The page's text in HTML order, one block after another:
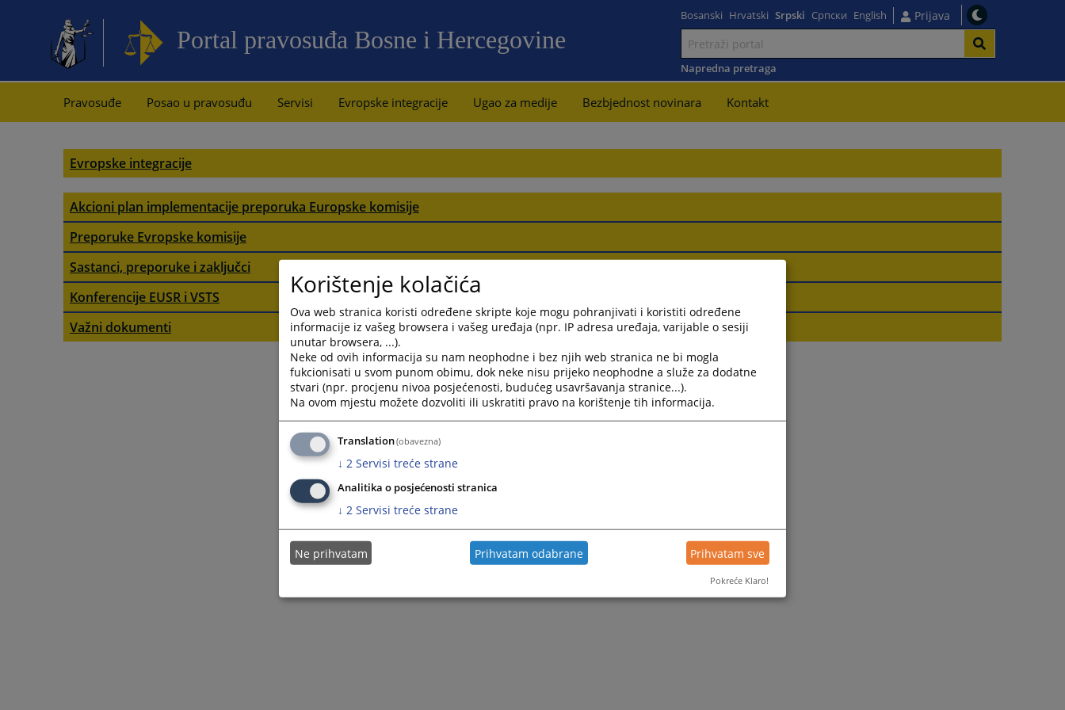
Portal pravosuđa Bosne i Hercegovine
sadržaj
Bosanski Hrvatski Srpski Српски English Prijava
Napredna pretraga
Pravosuđe Posao u pravosuđu Servisi Evropske integracije Ugao za medije Bezbjednost novinara Kontakt
Evropske integracije
Akcioni plan implementacije preporuka Europske komisije
Preporuke Evropske komisije
Sastanci, preporuke i zaključci
Konferencije EUSR i VSTS
Važni dokumenti
Korištenje kolačića
Ova web stranica koristi određene skripte koje mogu pohranjivati i koristiti određene
informacije iz vašeg browsera i vašeg uređaja (npr. IP adresa uređaja, varijable o sesiji
unutar browsera, ...).
Neke od ovih informacija su nam neophodne i bez njih web stranica ne bi mogla
fukcionisati u svom punom obimu, dok neke nisu prijeko neophodne a služe za dodatne
stvari (npr. procjenu nivoa posjećenosti, budućeg usavršavanja stranice...).
Na ovom mjestu možete dozvoliti ili uskratiti pravo na korištenje tih informacija.
Translation(obavezna)
↓ 2 Servisi treće strane
Analitika o posjećenosti stranica
↓ 2 Servisi treće strane
Ne prihvatam Prihvatam odabrane Prihvatam sve
Pokreće Klaro!